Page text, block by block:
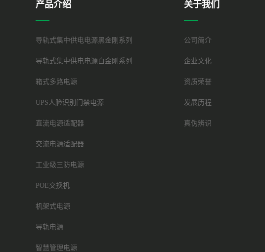
产品介绍
导轨式集中供电电源黑金刚系列
导轨式集中供电电源白金刚系列
箱式多路电源
UPS人脸识别门禁电源
直流电源适配器
交流电源适配器
工业级三防电源
POE交换机
机架式电源
导轨电源
智慧管理电源
关于我们
公司简介
企业文化
资质荣誉
发展历程
真伪辨识